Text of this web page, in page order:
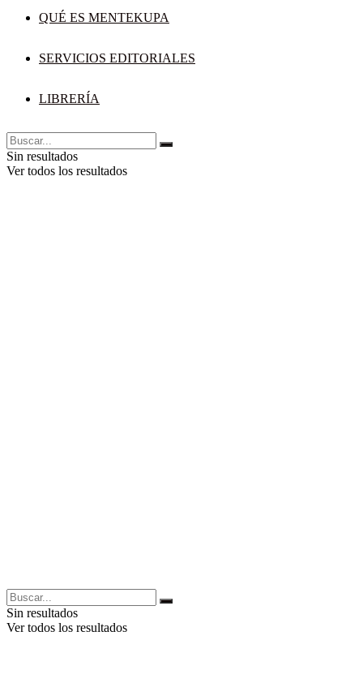
QUÉ ES MENTEKUPA
SERVICIOS EDITORIALES
LIBRERÍA
Sin resultados
Ver todos los resultados
Sin resultados
Ver todos los resultados